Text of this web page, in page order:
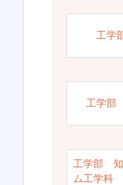
工学
工学部
工学部 知
ム工学科